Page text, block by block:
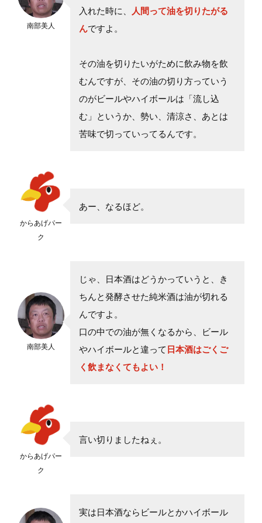
南部美人
入れた時に、 人間って油を切りたがる
んですよ。
その油を切りたいがために飲み物を飲
むんですが、その油の切り方っていう
のがビールやハイボールは「流し込
む」というか、勢い、清涼さ、あとは
苦味で切っていってるんです。
からあげパー
ク
あー、なるほど。
南部美人
じゃ、日本酒はどうかっていうと、き
ちんと発酵させた純米酒は油が切れる
んですよ。
口の中での油が無くなるから、ビール
やハイボールと違って日本酒はごくご
く飲まなくてもよい！
からあげパー
ク
言い切りましたねぇ。
実は日本酒ならビールとかハイボール